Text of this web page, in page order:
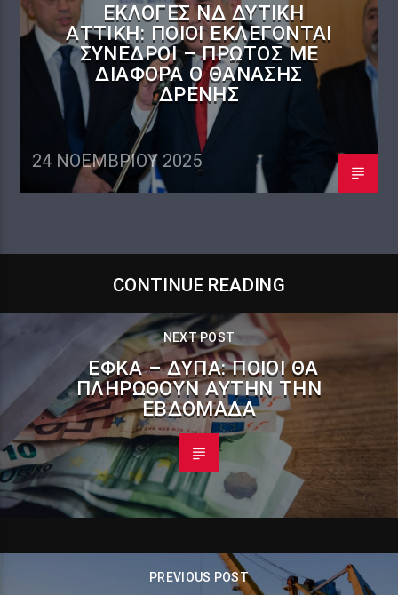
ΕΚΛΟΓΈΣ ΝΔ ΔΥΤΙΚΉ
ΑΤΤΙΚΉ: ΠΟΙΟΙ ΕΚΛΈΓΟΝΤΑΙ
ΣΎΝΕΔΡΟΙ – ΠΡΏΤΟΣ ΜΕ
ΔΙΑΦΟΡΆ Ο ΘΑΝΆΣΗΣ
ΔΡΈΝΗΣ
24 ΝΟΕΜΒΡΊΟΥ 2025
CONTINUE READING
NEXT POST
ΕΦΚΑ – ΔΥΠΑ: ΠΟΙΟΙ ΘΑ
ΠΛΗΡΩΘΟΎΝ ΑΥΤΉΝ ΤΗΝ
ΕΒΔΟΜΆΔΑ
PREVIOUS POST